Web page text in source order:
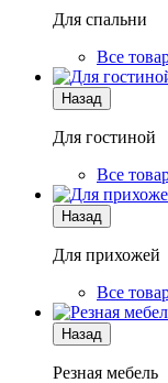
Для спальни
Все
Назад
Для гостиной
Все
Назад
Для прихожей
Все
Назад
Резная мебель